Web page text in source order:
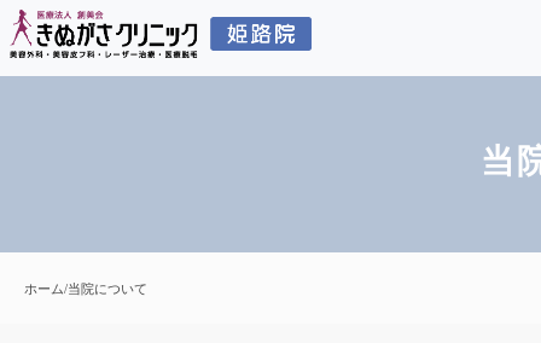
当
ホーム/当院について